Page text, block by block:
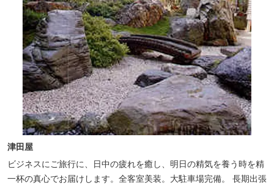
津田屋
ビジネスにご旅行に、日中の疲れを癒し、明日の精気を養う時を精
一杯の真心でお届けします。全客室美装。大駐車場完備。 長期出張